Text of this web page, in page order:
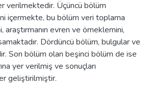
verilmektedir. Üçüncü bölüm
içermekte, bu bölüm veri toplama
araştırmanın evren ve örneklemini,
Dördüncü bölüm, bulgular ve
Son bölüm olan beşinci bölüm de ise
yer verilmiş ve sonuçları
geliştirilmiştir.